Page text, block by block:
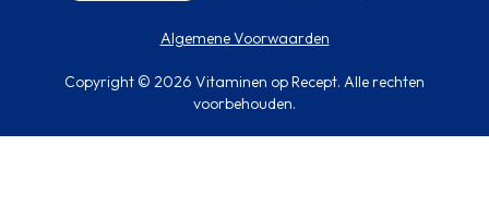
Algemene Voorwaarden
Copyright © 2026 Vitaminen op Recept. Alle rechten
voorbehouden.